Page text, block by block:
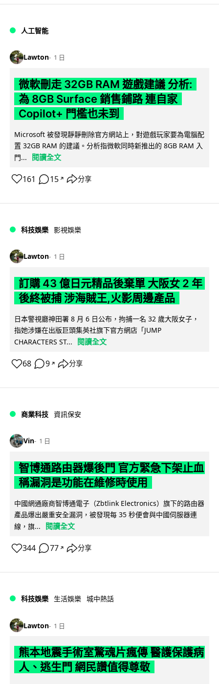
人工智能
Lawton 1 日
微軟刪走 32GB RAM 遊戲建議 分析:
為 8GB Surface 銷售鋪路 連自家
Copilot+ 門檻也未到
Microsoft 被發現靜靜刪除官方網站上，對遊戲玩家要為電腦配
置 32GB RAM 的建議。分析指微軟同時新推出的 8GB RAM 入
門...
閱讀全文
161 15 ↗ 分享
科技娛樂 影視娛樂
Lawton 1 日
訂購 43 億日元精品後棄單 大阪女 2 年
後終被捕 涉海賊王,火影周邊產品
日本警視廳神田署 8 月 6 日公布，拘捕一名 32 歲大阪女子，
指她涉嫌在出版巨頭集英社旗下官方網店「JUMP
CHARACTERS ST...
閱讀全文
68 9 ↗ 分享
商業科技 資訊保安
Vin 1 日
智博通路由器爆後門 官方緊急下架止血
稱漏洞是功能在維修時使用
中國網通廠商智博通電子（Zbtlink Electronics）旗下的路由器
產品爆出嚴重安全漏洞，被發現每 35 秒便會與中國伺服器連
線，旗...
閱讀全文
344 77 ↗ 分享
科技娛樂 生活娛樂 城中熱話
Lawton 1 日
熊本地震手術室驚魂片瘋傳 醫護保護病
人、逃生門 網民讚值得尊敬